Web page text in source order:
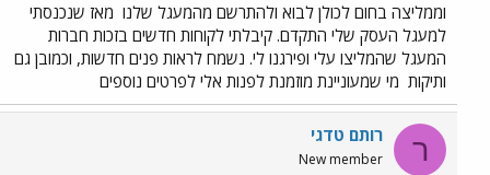
וממליצה בחום לכולן לבוא ולהתרשם מהמעגל שלנו מאז שנכנסתי
למעגל העסק שלי התקדם. קיבלתי לקוחות חדשים בזכות חברות
המעגל שהמליצו עלי ופירגנו לי. נשמח לראות פנים חדשות, וכמובן גם
ותיקות מי שמעוניינת מוזמנת לפנות אלי לפרטים נוספים
ר רותם טדגי
New member